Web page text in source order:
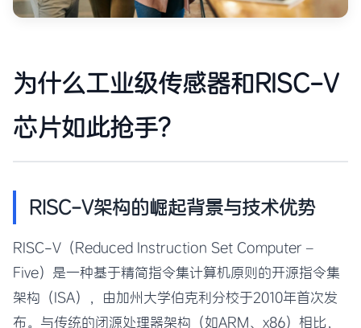
为什么工业级传感器和RISC-V
芯片如此抢手？
RISC-V架构的崛起背景与技术优势
RISC-V（Reduced Instruction Set Computer –
Five）是一种基于精简指令集计算机原则的开源指令集
架构（ISA），由加州大学伯克利分校于2010年首次发
布。与传统的闭源处理器架构（如ARM、x86）相比，